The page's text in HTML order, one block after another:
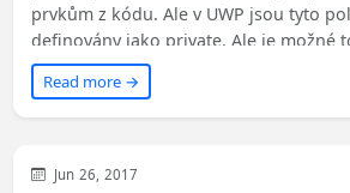
prvkům z kódu. Ale v UWP jsou tyto
definovány jako private. Ale je možné
změnit? Přečtěte si článek a zjistěte!
Read more →
WinUI XAML
Jun 26, 2017